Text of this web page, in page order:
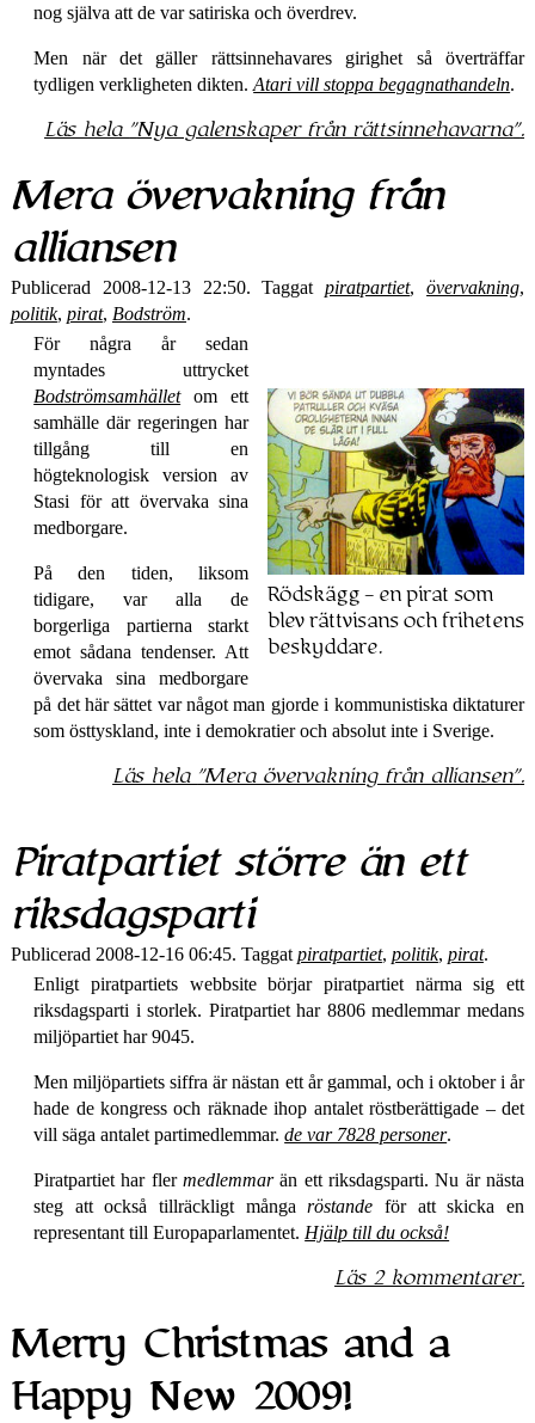
nog själva att de var satiriska och överdrev.
Men när det gäller rättsinnehavares girighet så överträffar
tydligen verkligheten dikten.Atari vill stoppa begagnathandeln.
Läs hela Nya galenskaper från rätts­innehavarna .
Mera övervakning från
alliansen
Publicerad 2008-12-13 22:50. Taggatpiratpartiet,övervakning,
politik, pirat, Bodström.
Rödskägg – en pirat som
blev rättvisans och frihetens
beskyddare.
För några år sedan
myntades uttrycket
Bodström­samhälletom ett
samhälle där regeringen har
tillgång till en
högteknologisk version av
Stasi för att övervaka sina
medborgare.
På den tiden, liksom
tidigare, var alla de
borgerliga partierna starkt
emot sådana tendenser. Att
övervaka sina medborgare
på det här sättet var något man gjorde i kommunistiska diktaturer
som öst­tyskland, inte i demokratier och absolut inte i Sverige.
Läs hela Mera övervakning från alliansen .
Piratpartiet större än ett
riksdags­parti
Publicerad 2008-12-16 06:45. Taggat piratpartiet, politik, pirat.
Enligt piratpartiets webbsite börjar piratpartiet närma sig ett
riksdagsparti i storlek. Piratpartiet har 8806 medlemmar medans
miljöpartiet har 9045.
Men miljöpartiets siffra är nästan ett år gammal, och i oktober i år
hade de kongress och räknade ihop antalet röstberättigade – det
vill säga antalet partimedlemmar.de var 7828 personer.
Piratpartiet har flermedlemmarän ett riksdagsparti. Nu är nästa
steg att också tillräckligt mångaröstande för att skicka en
representant till Europaparlamentet. Hjälp till du också!
Läs 2 kommentarer.
Merry Christmas and a
Happy New 2009!